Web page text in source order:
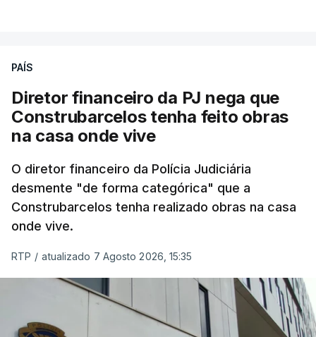
PAÍS
Diretor financeiro da PJ nega que
Construbarcelos tenha feito obras
na casa onde vive
O diretor financeiro da Polícia Judiciária
desmente "de forma categórica" que a
Construbarcelos tenha realizado obras na casa
onde vive.
RTP / atualizado 7 Agosto 2026, 15:35